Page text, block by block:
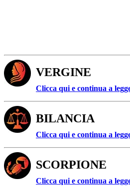
VERGINE
Clicca qui e continua a
BILANCIA
Clicca qui e continua a
SCORPIONE
Clicca qui e continua a